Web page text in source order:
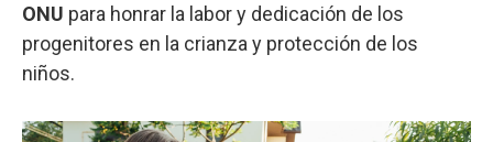
ONU para honrar la labor y dedicación de los
progenitores en la crianza y protección de los
niños.